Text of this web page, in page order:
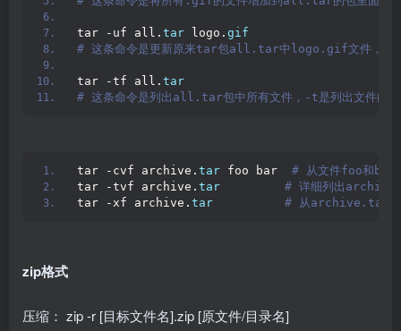
tar -uf all. tar logo. gif
# 这条命令是更新原来tar包all.tar中logo.gif文件，-u是
tar -tf all. tar
# 这条命令是列出all.tar包中所有文件，-t是列出文件的意
tar -cvf archive. tar foo bar
# 从文件foo和
tar -tvf archive. tar
# 详细列出
tar -xf archive. tar # 从archive.tar提
zip格式
压缩： zip -r [目标文件名].zip [原文件/目录名]